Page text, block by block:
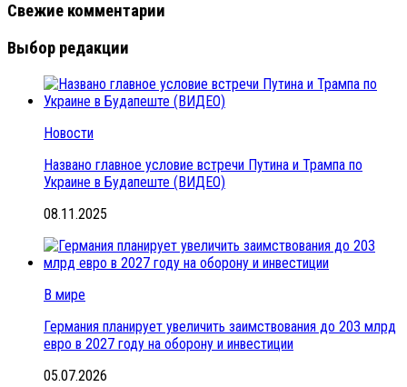
Свежие комментарии
Выбор редакции
Новости
Названо главное условие встречи Путина и Трампа по
Украине в Будапеште (ВИДЕО)
08.11.2025
В мире
Германия планирует увеличить заимствования до 203 млрд
евро в 2027 году на оборону и инвестиции
05.07.2026